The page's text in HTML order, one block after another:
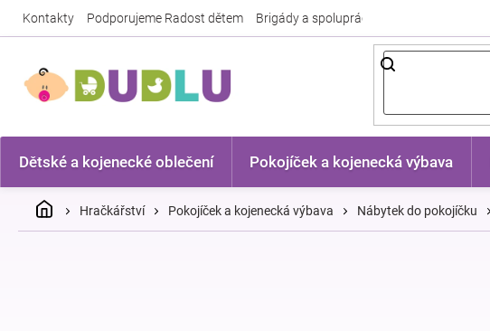
Kontakty Podporujeme Radost dětem Brigády a spolupráce
Dětské a kojenecké oblečení Pokojíček a kojenecká výbava
DomůHračkářství Pokojíček a kojenecká výbava Nábytek do pokojíčku